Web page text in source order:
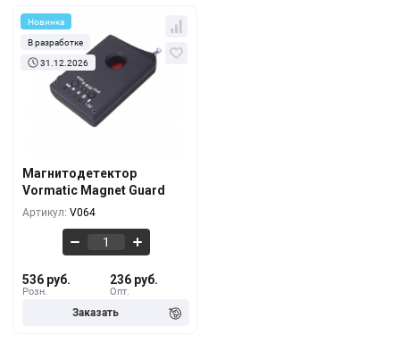
Новинка
В разработке
31.12.2026
Магнитодетектор
Vormatic Magnet Guard
Артикул: V064
Розн.
536 руб.
Опт.
236 руб.
Кол-во
5+